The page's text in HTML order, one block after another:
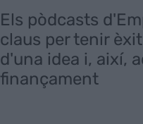
Els pòdcasts
claus per tenir
d'una idea i, així,
finançament